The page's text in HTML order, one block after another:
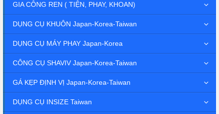
GIA CÔNG REN ( TIỆN, PHAY, KHOAN)
DỤNG CỤ KHUÔN Japan-Korea-Taiwan
DỤNG CỤ MÁY PHAY Japan-Korea
CÔNG CỤ SHAVIV Japan-Korea-Taiwan
GÁ KẸP ĐỊNH VỊ Japan-Korea-Taiwan
DỤNG CỤ INSIZE Taiwan